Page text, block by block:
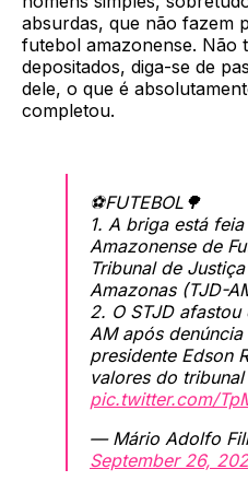
absurdas, que não fazem
futebol amazonense. Não
depositados, diga-se de
dele, o que é
completou.
⚽️FUTEBOL🌳
1. A briga está
Amazonense de
Tribunal de
Amazonas (TJD-
2. O STJD
AM após
presidente Edson
valores do
pic.twitter.com/
— Mário Adolfo
September 26,